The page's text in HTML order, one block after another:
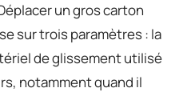
un gros carton
sur trois paramètres : la
de glissement utilisé
notamment quand il